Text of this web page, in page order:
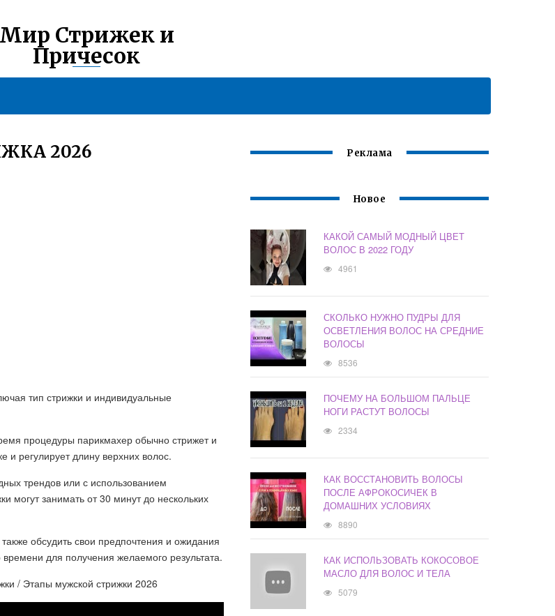
Мир Стрижек и
Причесок
2026
тип стрижки и индивидуальные
процедуры парикмахер обычно стрижет и
и регулирует длину верхних волос.
трендов или с использованием
могут занимать от 30 минут до нескольких
обсудить свои предпочтения и ожидания
для получения желаемого результата.
/ Этапы мужской стрижки 2026
Реклама
Новое
КАКОЙ САМЫЙ МОДНЫЙ ЦВЕТ
ВОЛОС В 2022 ГОДУ
4961
СКОЛЬКО НУЖНО ПУДРЫ ДЛЯ
ОСВЕТЛЕНИЯ ВОЛОС НА СРЕДНИЕ
ВОЛОСЫ
8536
ПОЧЕМУ НА БОЛЬШОМ ПАЛЬЦЕ
НОГИ РАСТУТ ВОЛОСЫ
2334
КАК ВОССТАНОВИТЬ ВОЛОСЫ
ПОСЛЕ АФРОКОСИЧЕК В
ДОМАШНИХ УСЛОВИЯХ
8890
КАК ИСПОЛЬЗОВАТЬ КОКОСОВОЕ
МАСЛО ДЛЯ ВОЛОС И ТЕЛА
5079